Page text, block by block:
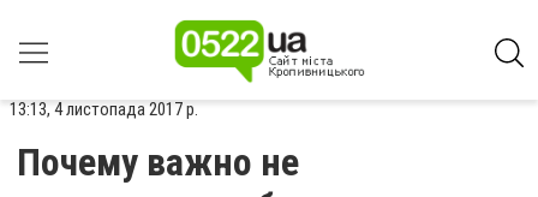
13:13, 4 листопада 2017 р.
Почему важно не